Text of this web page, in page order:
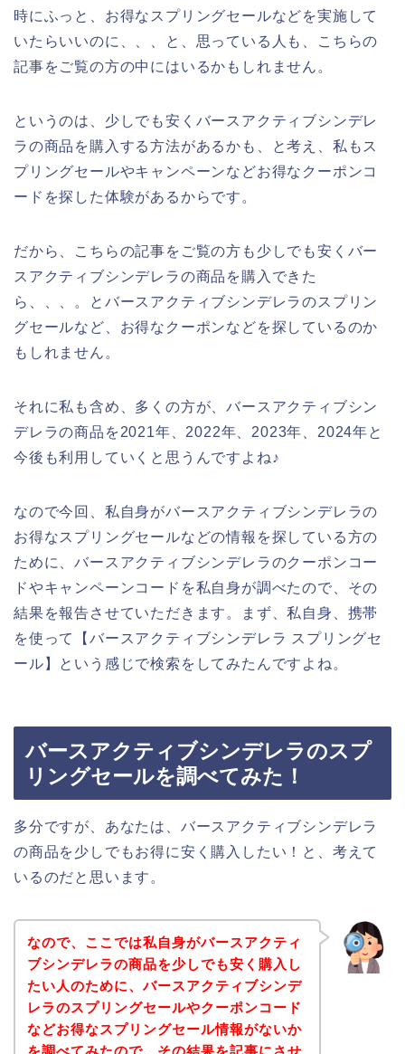
時にふっと、お得なスプリングセールなどを実施して
いたらいいのに、、、と、思っている人も、こちらの
記事をご覧の方の中にはいるかもしれません。
というのは、少しでも安くバースアクティブシンデレ
ラの商品を購入する方法があるかも、と考え、私もス
プリングセールやキャンペーンなどお得なクーポンコ
ードを探した体験があるからです。
だから、こちらの記事をご覧の方も少しでも安くバー
スアクティブシンデレラの商品を購入できた
ら、、、。とバースアクティブシンデレラのスプリン
グセールなど、お得なクーポンなどを探しているのか
もしれません。
それに私も含め、多くの方が、バースアクティブシン
デレラの商品を2021年、2022年、2023年、2024年と
今後も利用していくと思うんですよね♪
なので今回、私自身がバースアクティブシンデレラの
お得なスプリングセールなどの情報を探している方の
ために、バースアクティブシンデレラのクーポンコー
ドやキャンペーンコードを私自身が調べたので、その
結果を報告させていただきます。まず、私自身、携帯
を使って【バースアクティブシンデレラ スプリングセ
ール】という感じで検索をしてみたんですよね。
バースアクティブシンデレラのスプ
リングセールを調べてみた！
多分ですが、あなたは、バースアクティブシンデレラ
の商品を少しでもお得に安く購入したい！と、考えて
いるのだと思います。
なので、ここでは私自身がバースアクティ
ブシンデレラの商品を少しでも安く購入し
たい人のために、バースアクティブシンデ
レラのスプリングセールやクーポンコード
などお得なスプリングセール情報がないか